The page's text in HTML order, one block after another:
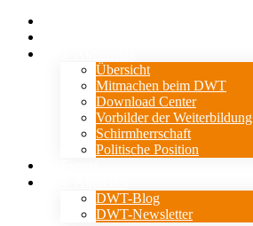
Übersicht
Mitmachen beim DWT
Download Center
Vorbilder der Weiterbildung
Schirmherrschaft
Politische Position
DWT-Blog
DWT-Newsletter